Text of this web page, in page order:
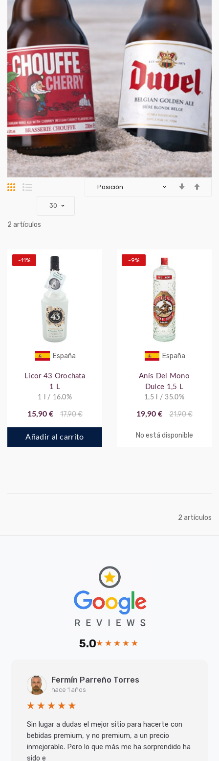
Parrilla
2 artículos
España
-11%
Licor 43 Orochata
1 L
1 l / 16.0%
15,90 € 17,90 €
Añadir al carrito
España
-9%
Anís Del Mono
Dulce 1,5 L
1,5 l / 35.0%
19,90 € 21,90 €
No está disponible
2 artículos
5.0
Fermín Parreño Torres
hace 1 años
Sin lugar a dudas el mejor sitio para hacerte con
bebidas premium, y no premium, a un precio
inmejorable. Pero lo que más me ha sorprendido ha
sido e